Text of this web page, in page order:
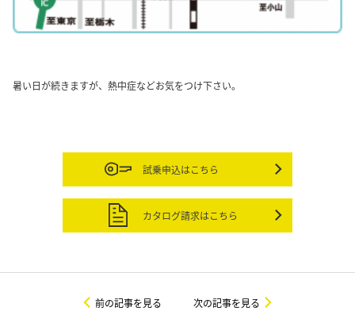
暑い日が続きますが、熱中症などお気をつけ下さい。
試乗申込はこちら
カタログ請求はこちら
前の記事を見る 次の記事を見る